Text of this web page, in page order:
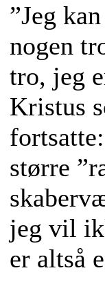
”Jeg
nogen
tro, jeg
Kristus
større
jeg vil
er altså